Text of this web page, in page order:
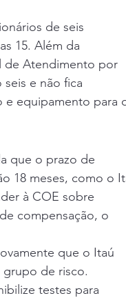
de seis
15. Além da
de Atendimento por
seis e não fica
e equipamento para
que o prazo de
18 meses, como o
à COE sobre
compensação, o
que o Itaú
grupo de risco.
testes para